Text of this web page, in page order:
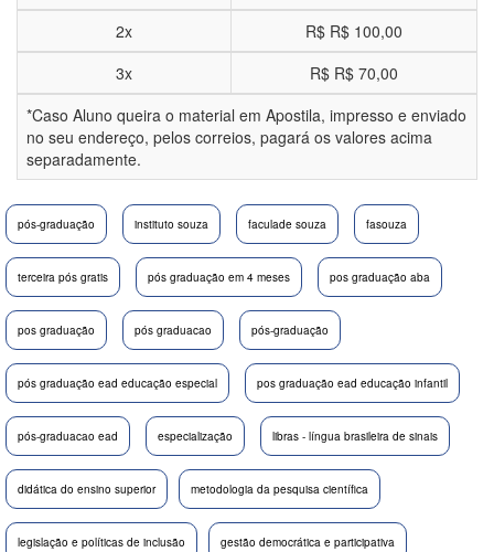
2x
R$ R$ 100,00
3x
R$ R$ 70,00
*Caso Aluno queira o material em Apostila, impresso e enviado
no seu endereço, pelos correios, pagará os valores acima
separadamente.
pós-graduação instituto souza faculade souza fasouza
terceira pós gratis pós graduação em 4 meses pos graduação aba
pos graduação pós graduacao pós-graduação
pós graduação ead educação especial pos graduação ead educação infantil
pós-graduacao ead especialização libras - língua brasileira de sinais
didática do ensino superior metodologia da pesquisa científica
legislação e políticas de inclusão gestão democrática e participativa